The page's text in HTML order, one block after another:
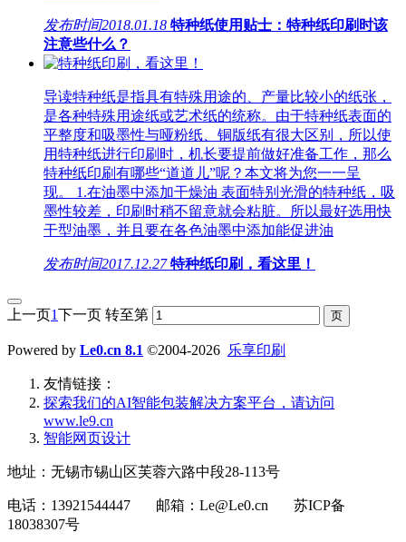
发布时间2018.01.18 特种纸使用贴士：特种纸印刷时该
注意些什么？
导读特种纸是指具有特殊用途的、产量比较小的纸张，
是各种特殊用途纸或艺术纸的统称。由于特种纸表面的
平整度和吸墨性与哑粉纸、铜版纸有很大区别，所以使
用特种纸进行印刷时，机长要提前做好准备工作，那么
特种纸印刷有哪些“道道儿”呢？本文将为您一一呈
现。 1.在油墨中添加干燥油 表面特别光滑的特种纸，吸
墨性较差，印刷时稍不留意就会粘脏。所以最好选用快
干型油墨，并且要在各色油墨中添加能促进油
发布时间2017.12.27 特种纸印刷，看这里！
上一页1下一页 转至第
Powered by Le0.cn 8.1 ©2004-2026 乐享印刷
友情链接：
探索我们的‌AI智能包装解决方案平台‌，请访问
www.le9.cn
智能网页设计
地址：无锡市锡山区芙蓉六路中段28-113号
电话：13921544447 邮箱：Le@Le0.cn 苏ICP备
18038307号